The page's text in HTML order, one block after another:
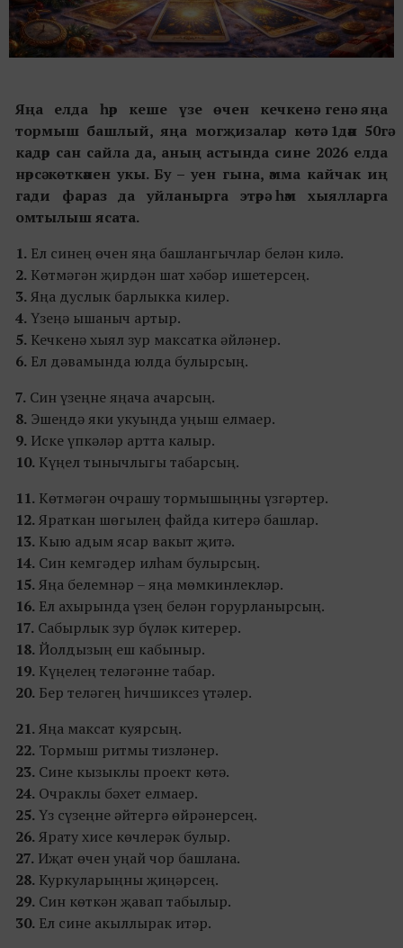
Яңа елда һәр кеше үзе өчен кечкенә генәяңа
тормыш башлый, яңа могҗизалар көтә. 1дән 50гә
кадәр сан сайла да, аның астында сине 2026 елда
нәрсә көткәнен укы. Бу – уен гына, әмма кайчак иң
гади фараз да уйланырга этәрә һәм хыялларга
омтылыш ясата.
1. Ел синең өчен яңа башлангычлар белән килә.
2. Көтмәгән җирдән шат хәбәр ишетерсең.
3. Яңа дуслык барлыкка килер.
4. Үзеңә ышаныч артыр.
5. Кечкенә хыял зур максатка әйләнер.
6. Ел дәвамында юлда булырсың.
7. Син үзеңне яңача ачарсың.
8. Эшеңдә яки укуыңда уңыш елмаер.
9. Иске үпкәләр артта калыр.
10. Күңел тынычлыгы табарсың.
11. Көтмәгән очрашу тормышыңны үзгәртер.
12. Яраткан шөгылең файда китерә башлар.
13. Кыю адым ясар вакыт җитә.
14. Син кемгәдер илһам булырсың.
15. Яңа белемнәр – яңа мөмкинлекләр.
16. Ел ахырында үзең белән горурланырсың.
17. Сабырлык зур бүләк китерер.
18. Йолдызың еш кабыныр.
19. Күңелең теләгәнне табар.
20. Бер теләгең һичшиксез үтәлер.
21. Яңа максат куярсың.
22. Тормыш ритмы тизләнер.
23. Сине кызыклы проект көтә.
24. Очраклы бәхет елмаер.
25. Үз сүзеңне әйтергә өйрәнерсең.
26. Ярату хисе көчлерәк булыр.
27. Иҗат өчен уңай чор башлана.
28. Куркуларыңны җиңәрсең.
29. Син көткән җавап табылыр.
30. Ел сине акыллырак итәр.